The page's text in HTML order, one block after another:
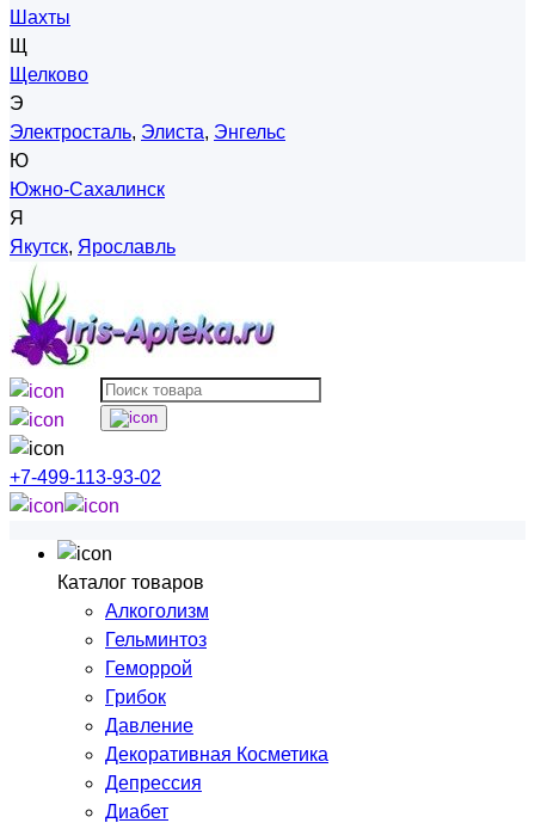
Шахты
Щ
Щелково
Э
Электросталь, Элиста, Энгельс
Ю
Южно-Сахалинск
Я
Якутск, Ярославль
+7-499-113-93-02
Каталог товаров
Алкоголизм
Гельминтоз
Геморрой
Грибок
Давление
Декоративная Косметика
Депрессия
Диабет